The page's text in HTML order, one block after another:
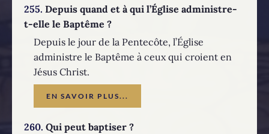
255. Depuis quand et à qui l’Église administre-
t-elle le Baptême ?
Depuis le jour de la Pentecôte, l’Église
administre le Baptême à ceux qui croient en
Jésus Christ.
EN SAVOIR PLUS...
260. Qui peut baptiser ?